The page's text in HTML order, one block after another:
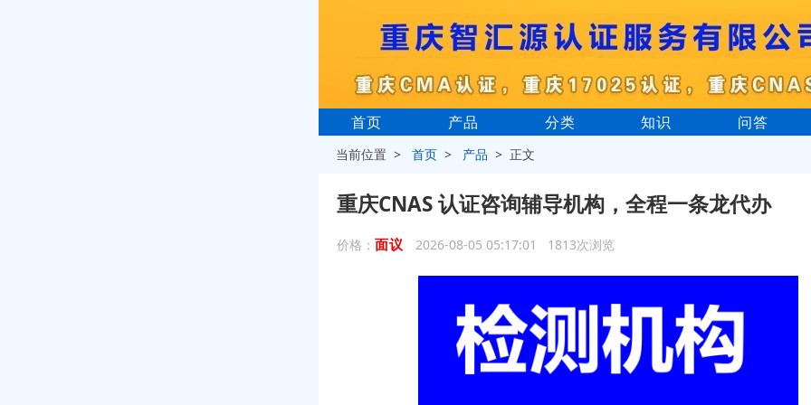
首页 产品 分类 知识 问答
当前位置 >首页 > 产品 > 正文
重庆CNAS 认证咨询辅导机构，全程一条龙代办
价格： 面议 2026-08-05 05:17:01 1813次浏览